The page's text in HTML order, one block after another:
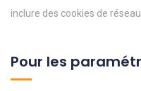
inclure des cookies de
Pour les